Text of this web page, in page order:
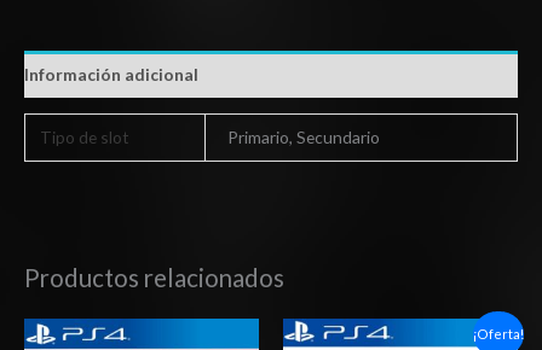
Información adicional
Tipo de slot Primario, Secundario
Productos relacionados
de
¡Oferta!
Rango
de